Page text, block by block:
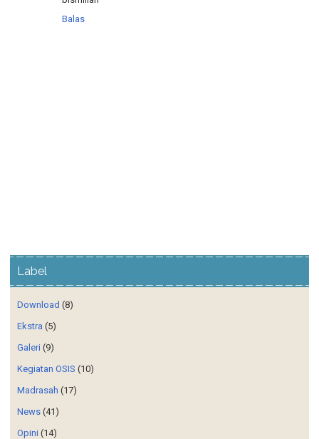
Balas
Label
Download (8)
Ekstra (5)
Galeri (9)
Kegiatan OSIS (10)
Madrasah (17)
News (41)
Opini (14)